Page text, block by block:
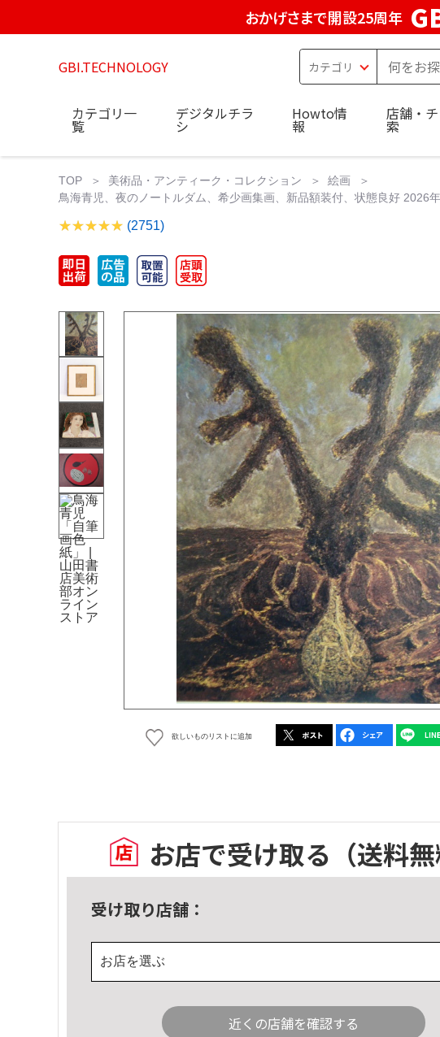
おかげさまで開設25周年
GBI.TECHNOLOGY
カテゴリ一
覧
デジタルチラ
シ
Howto情
報
店舗・
索
TOP 美術品・アンティーク・コレクション
絵画
鳥海青児、夜のノートルダム、希少画集画、新品額装付、状態良好 2026
(2751)
欲しいものリストに追加
お店で受け取る （送料無
受け取り店舗：
お店を選ぶ
近くの店舗を確認する